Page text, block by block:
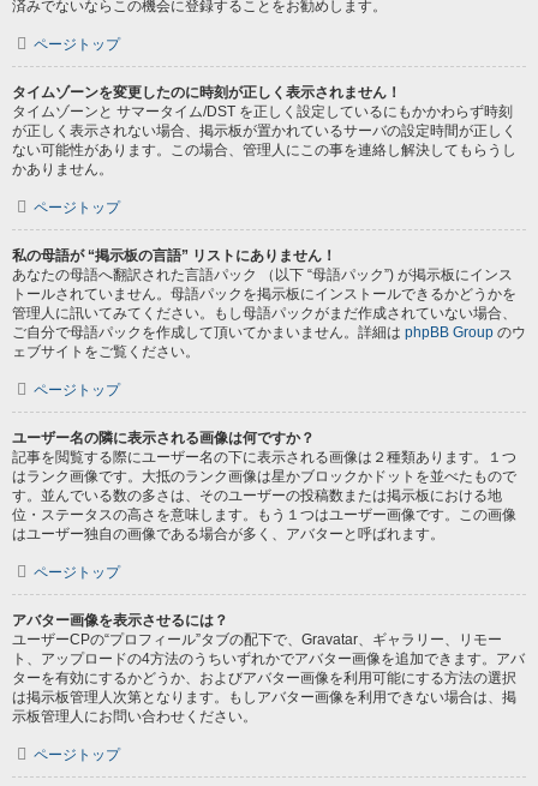
済みでないならこの機会に登録することをお勧めします。
ページトップ
タイムゾーンを変更したのに時刻が正しく表示されません！
タイムゾーンと サマータイム/DST を正しく設定しているにもかかわらず時刻
が正しく表示されない場合、掲示板が置かれているサーバの設定時間が正しく
ない可能性があります。この場合、管理人にこの事を連絡し解決してもらうし
かありません。
ページトップ
私の母語が “掲示板の言語” リストにありません！
あなたの母語へ翻訳された言語パック （以下 “母語パック”) が掲示板にインス
トールされていません。母語パックを掲示板にインストールできるかどうかを
管理人に訊いてみてください。もし母語パックがまだ作成されていない場合、
ご自分で母語パックを作成して頂いてかまいません。詳細は phpBB Group のウ
ェブサイトをご覧ください。
ページトップ
ユーザー名の隣に表示される画像は何ですか？
記事を閲覧する際にユーザー名の下に表示される画像は２種類あります。１つ
はランク画像です。大抵のランク画像は星かブロックかドットを並べたもので
す。並んでいる数の多さは、そのユーザーの投稿数または掲示板における地
位・ステータスの高さを意味します。もう１つはユーザー画像です。この画像
はユーザー独自の画像である場合が多く、アバターと呼ばれます。
ページトップ
アバター画像を表示させるには？
ユーザーCPの“プロフィール”タブの配下で、Gravatar、ギャラリー、リモー
ト、アップロードの4方法のうちいずれかでアバター画像を追加できます。アバ
ターを有効にするかどうか、およびアバター画像を利用可能にする方法の選択
は掲示板管理人次第となります。もしアバター画像を利用できない場合は、掲
示板管理人にお問い合わせください。
ページトップ